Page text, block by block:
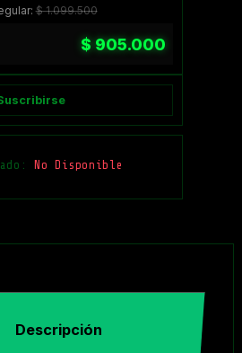
$1.099.500
$905.000
Suscribirse
No Disponible
Descripción